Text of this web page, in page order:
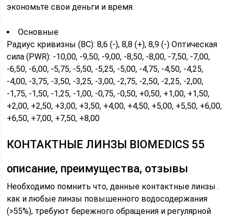
экономьте свои деньги и время.
Основные
Радиус кривизны (BC): 8,6 (-), 8,8 (+), 8,9 (-) Оптическая
сила (PWR): -10,00, -9,50, -9,00, -8,50, -8,00, -7,50, -7,00,
-6,50, -6,00, -5,75, -5,50, -5,25, -5,00, -4,75, -4,50, -4,25,
-4,00, -3,75, -3,50, -3,25, -3,00, -2,75, -2,50, -2,25, -2,00,
-1,75, -1,50, -1,25, -1,00, -0,75, -0,50, +0,50, +1,00, +1,50,
+2,00, +2,50, +3,00, +3,50, +4,00, +4,50, +5,00, +5,50, +6,00,
+6,50, +7,00, +7,50, +8,00
КОНТАКТНЫЕ ЛИНЗЫ BIOMEDICS 55
описание, преимущества, отзывы
Необходимо помнить что, данные контактные линзы .
как и любые линзы повышенного водосодержания
(>55%), требуют бережного обращения и регулярной